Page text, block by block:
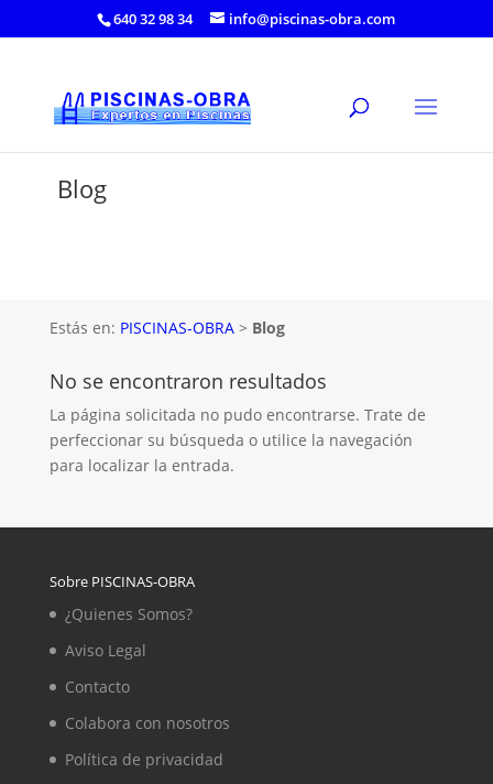
640 32 98 34 info@piscinas-obra.com
Blog
Estás en: PISCINAS-OBRA> Blog
No se encontraron resultados
La página solicitada no pudo encontrarse. Trate de
perfeccionar su búsqueda o utilice la navegación
para localizar la entrada.
Sobre PISCINAS-OBRA
¿Quienes Somos?
Aviso Legal
Contacto
Colabora con nosotros
Política de privacidad